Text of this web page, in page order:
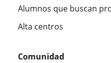
Alumnos que buscan
Alta centros
Comunidad